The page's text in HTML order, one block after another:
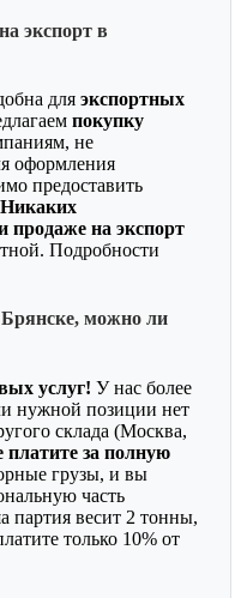
экспорт в
для экспортных
покупку
не
оформления
предоставить
Никаких
продаже на экспорт
Подробности
можно ли
услуг! У нас более
нужной позиции нет
склада (Москва,
за полную
грузы, и вы
часть
партия весит 2 тонны,
только 10% от